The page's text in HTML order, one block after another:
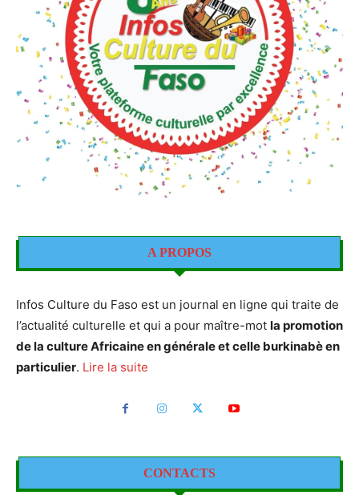
A PROPOS
Infos Culture du Faso est un journal en ligne qui traite de
l’actualité culturelle et qui a pour maître-mot la promotion
de la culture Africaine en générale et celle burkinabè en
particulier. Lire la suite
CONTACTS